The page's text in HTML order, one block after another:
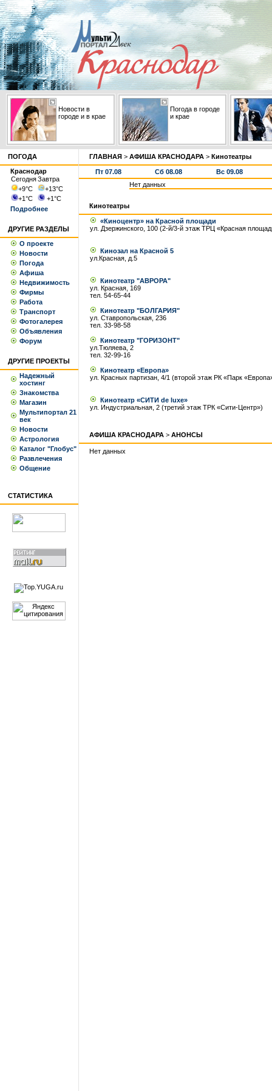
Новости в
городе и в крае
Погода в городе
и крае
ПОГОДА
Краснодар
СегодняЗавтра
+9°С +13°С
+1°С +1°С
Подробнее
ДРУГИЕ РАЗДЕЛЫ
О проекте
Новости
Погода
Афиша
Недвижимость
Фирмы
Работа
Транспорт
Фотогалерея
Объявления
Форум
ДРУГИЕ ПРОЕКТЫ
Надежный
хостинг
Знакомства
Магазин
Мультипортал 21
век
Новости
Астрология
Каталог "Глобус"
Развлечения
Общение
СТАТИСТИКА
ГЛАВНАЯ > АФИША КРАСНОДАРА > Кинотеатры
Пт 07.08 Сб 08.08
Вс 09.08
Нет данных
Кинотеатры
«Киноцентр» на Красной площади
ул. Дзержинского, 100 (2-й/3-й этаж ТРЦ «Красная
Кинозал на Красной 5
ул.Красная, д.5
Кинотеатр "АВРОРА"
ул. Красная, 169
тел. 54-65-44
Кинотеатр "БОЛГАРИЯ"
ул. Ставропольская, 236
тел. 33-98-58
Кинотеатр "ГОРИЗОНТ"
ул.Тюляева, 2
тел. 32-99-16
Кинотеатр «Европа»
ул. Красных партизан, 4/1 (второй этаж РК «Парк
Кинотеатр «СИТИ de luxe»
ул. Индустриальная, 2 (третий этаж ТРК «Сити-Центр»)
АФИША КРАСНОДАРА > АНОНСЫ
Нет данных